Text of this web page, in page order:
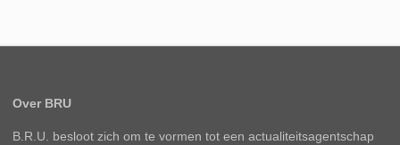
Over BRU
B.R.U. besloot zich om te vormen tot een actualiteitsagentschap